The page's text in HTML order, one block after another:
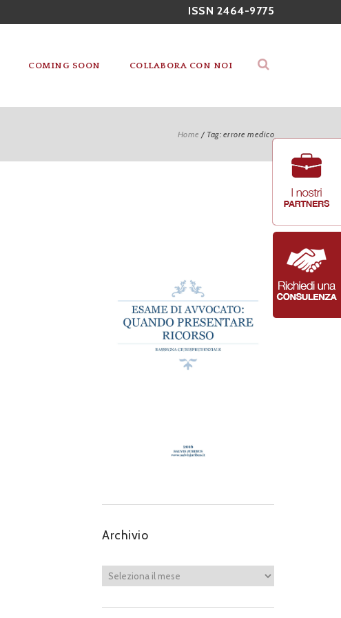
ISSN 2464-9775
COMING SOON COLLABORA CON NOI
Home / Tag: errore medico
Archivio